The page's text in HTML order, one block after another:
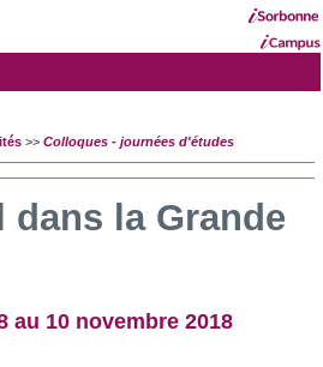
>> Colloques - journées d'études
dans la Grande
au 10 novembre 2018